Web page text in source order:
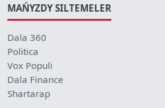
MAŃYZDY SILTEMELER
Dala 360
Politica
Vox Populi
Dala Finance
Shartarap